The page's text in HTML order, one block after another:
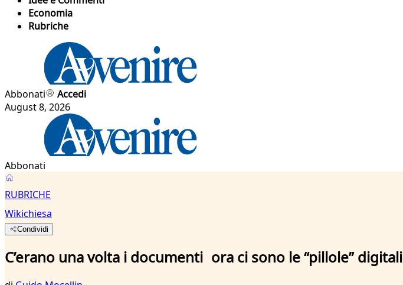
Economia
Rubriche
Abbonati
Accedi
August 8, 2026
Abbonati
RUBRICHE
Wikichiesa
Condividi
C’erano una volta i documenti ora ci sono le “pillole” digitali